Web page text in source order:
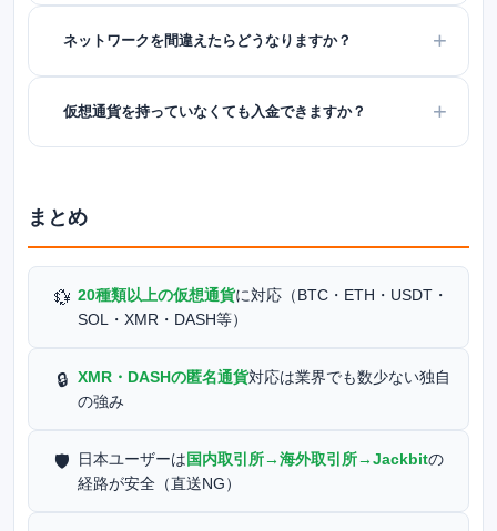
ネットワークを間違えたらどうなりますか？
仮想通貨を持っていなくても入金できますか？
まとめ
💱 20種類以上の仮想通貨に対応（BTC・ETH・USDT・
SOL・XMR・DASH等）
🔒 XMR・DASHの匿名通貨対応は業界でも数少ない独自
の強み
🛡️ 日本ユーザーは国内取引所→海外取引所→Jackbitの
経路が安全（直送NG）